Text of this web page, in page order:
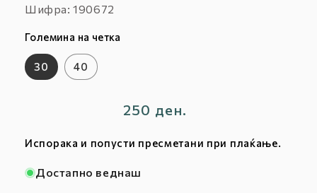
Шифра:
Шифра: 190672
Големина на четка
30 40
Редовна
250 ден.
Испорака и попусти пресметани при плаќање.
Достапно веднаш